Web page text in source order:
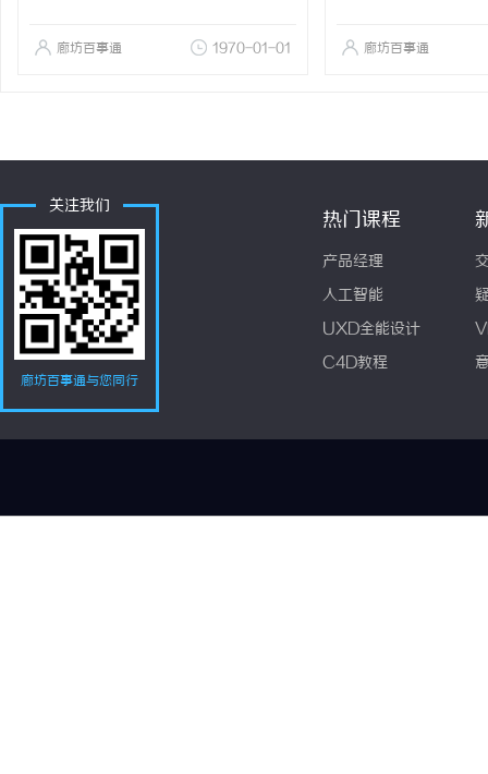
廊坊百事通 1970-01-01 廊坊百事通
关注我们
廊坊百事通与您同行
热门课程
产品经理
人工智能
UXD全能设计
C4D教程